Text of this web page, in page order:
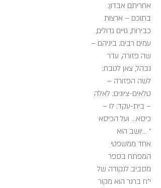
אחריתם אבדון;
בתוכם – ארצות
כבירות, גויים גדולים,
עמים רבים; ביניהם –
שה פזורה, עדר
נבהל, צאן לטבח;
לשה הפזורה –
טלאים-ציונים; לאלה
– בית-עקד; לו –
כיסא... ועל הכיסא
יושב הוא... "
אחד ממשפטי
המפתח בספר
מסביב לנקודה של
י"ח ברנר הוא מקור